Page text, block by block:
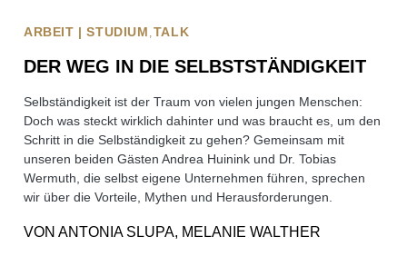
ARBEIT | STUDIUM TALK
DER WEG IN DIE SELBSTSTÄNDIGKEIT
Selbständigkeit ist der Traum von vielen jungen Menschen:
Doch was steckt wirklich dahinter und was braucht es, um den
Schritt in die Selbständigkeit zu gehen? Gemeinsam mit
unseren beiden Gästen Andrea Huinink und Dr. Tobias
Wermuth, die selbst eigene Unternehmen führen, sprechen
wir über die Vorteile, Mythen und Herausforderungen.
VON ANTONIA SLUPA, MELANIE WALTHER